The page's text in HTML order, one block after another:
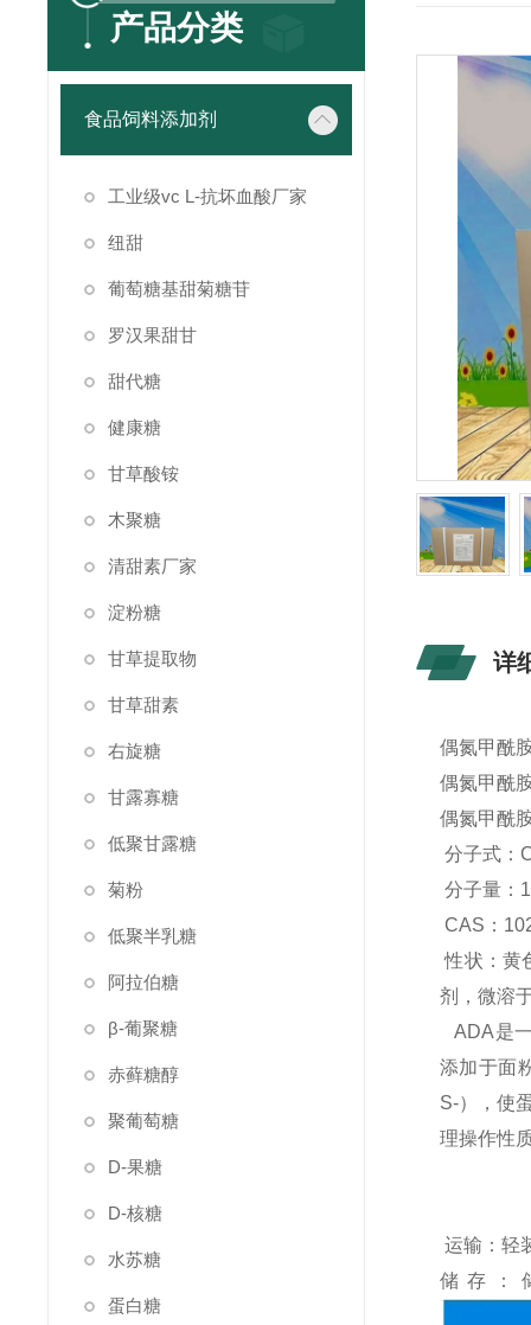
产品分类
食品饲料添加剂
工业级vc L-抗坏血酸厂家
纽甜
葡萄糖基甜菊糖苷
罗汉果甜甘
甜代糖
健康糖
甘草酸铵
木聚糖
清甜素厂家
淀粉糖
甘草提取物
甘草甜素
右旋糖
甘露寡糖
低聚甘露糖
菊粉
低聚半乳糖
阿拉伯糖
β-葡聚糖
赤藓糖醇
聚葡萄糖
D-果糖
D-核糖
水苏糖
蛋白糖
详
偶氮甲酰
偶氮甲酰
偶氮甲酰
分子式：
分子量：
CAS：
性状：黄
剂，微溶
ADA是
添加于面
S-），使
理操作性
运输：轻
储存：